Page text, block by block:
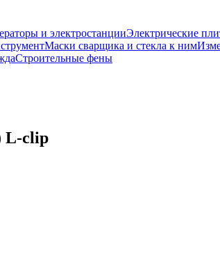
и электростанцииЭлектрические
Маски сварщика и стекла к ним
Строительные фены
L-clip